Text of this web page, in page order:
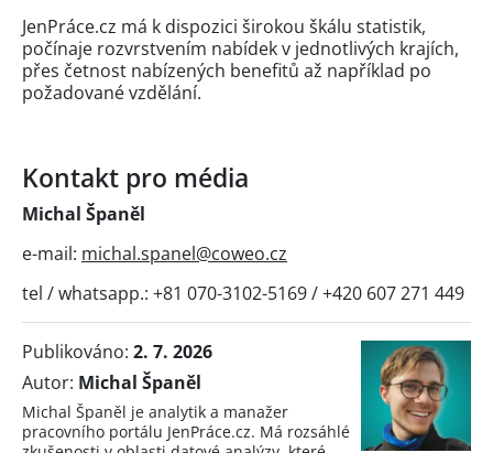
JenPráce.cz má k dispozici širokou škálu statistik,
počínaje rozvrstvením nabídek v jednotlivých krajích,
přes četnost nabízených benefitů až například po
požadované vzdělání.
Kontakt pro média
Michal Španěl
e-mail: michal.spanel@coweo.cz
tel / whatsapp.: +81 070-3102-5169 / +420 607 271 449
Publikováno: 2. 7. 2026
Autor: Michal Španěl
Michal Španěl je analytik a manažer
pracovního portálu JenPráce.cz. Má rozsáhlé